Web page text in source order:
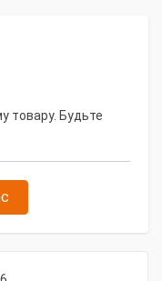
товару. Будьте